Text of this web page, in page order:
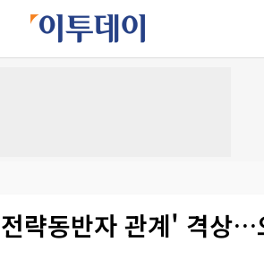
략동반자 관계' 격상…